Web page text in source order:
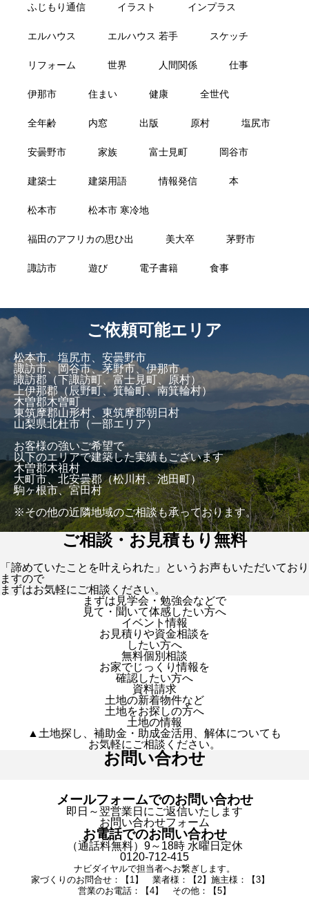
ふじもり通信 イラスト インプラス
エルハウス エルハウス 若手 スケッチ
リフォーム 世界 人間関係 仕事
伊那市 住まい 健康 全世代
全年齢 内窓 出版 原村 塩尻市
安曇野市 家族 富士見町 岡谷市
建築士 建築用語 情報発信 本
松本市 松本市 寒冷地
福田のアフリカの思ひ出 美大卒 茅野市
諏訪市 遊び 電子書籍 食事
ご依頼可能エリア
松本市、塩尻市、安曇野市
諏訪市、岡谷市、茅野市、伊那市
諏訪郡（下諏訪町、富士見町、原村）
上伊那郡（辰野町、箕輪町、南箕輪村）
木曽郡木曽町
東筑摩郡山形村、東筑摩郡朝日村
山梨県北杜市（一部エリア）
お客様の強いご希望で
以下のエリアで建築した実績もございます
木曽郡木祖村
大町市、北安曇郡（松川村、池田町）
駒ヶ根市、宮田村
※その他の近隣地域のご相談も承っております。
ご相談・お見積もり無料
「諦めていたことを叶えられた」というお声もいただいており
ますので
まずはお気軽にご相談ください。
まずは見学会・勉強会などで
見て・聞いて体感したい方へ
イベント情報
お見積りや資金相談を
したい方へ
無料個別相談
お家でじっくり情報を
確認したい方へ
資料請求
土地の新着物件など
土地をお探しの方へ
土地の情報
▲土地探し、補助金・助成金活用、解体についても
お気軽にご相談ください。
お問い合わせ
メールフォームでのお問い合わせ
即日～翌営業日にご返信いたします
お問い合わせフォーム
お電話でのお問い合わせ
（通話料無料）9～18時 水曜日定休
0120-712-415
ナビダイヤルで担当者へお繋ぎします。
家づくりのお問合せ：【1】 業者様：【2】施主様：【3】
営業のお電話：【4】 その他：【5】